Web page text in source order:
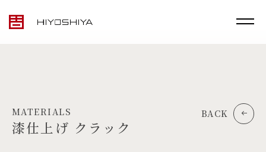
MATERIALS
漆仕上げ クラック
BACK